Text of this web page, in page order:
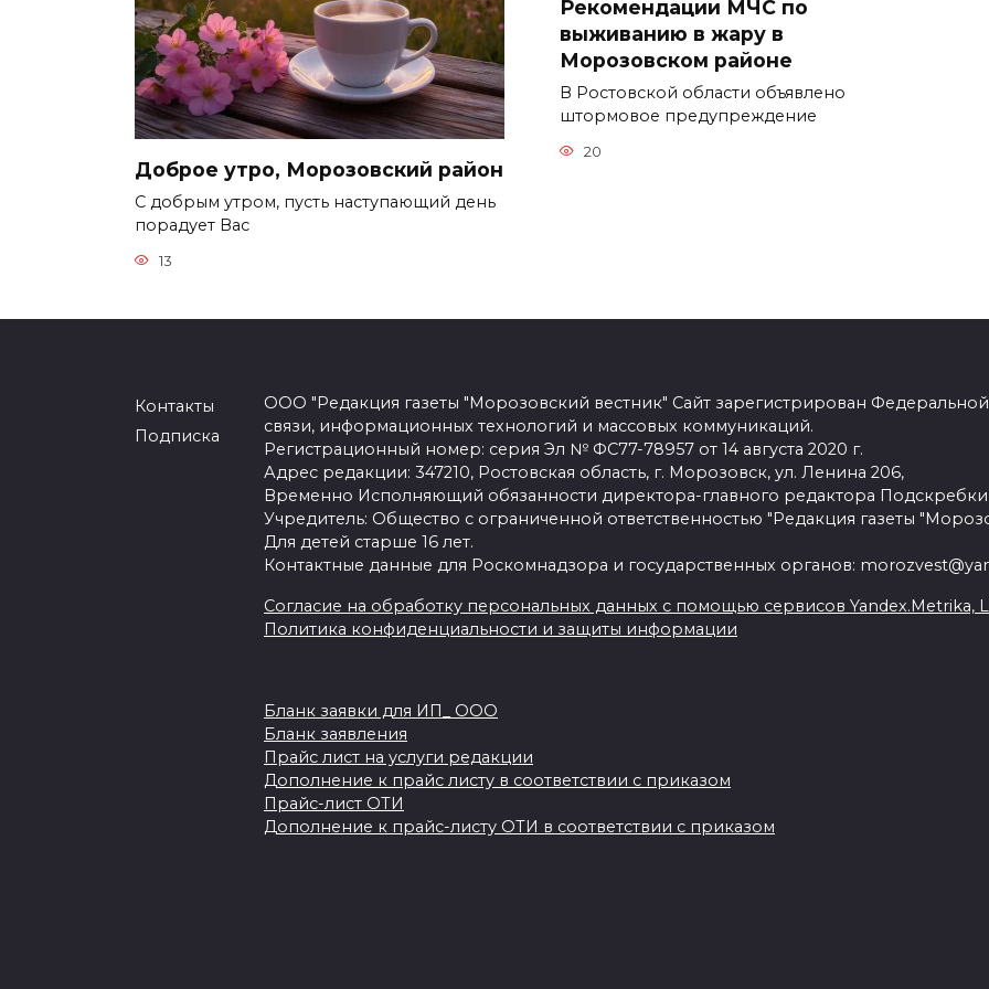
Доброе утро, Морозовский район
С добрым утром, пусть наступающий день
порадует Вас
13
Рекомендации МЧС по
выживанию в жару в
Морозовском районе
В Ростовской области объявлено
штормовое предупреждение
20
Контакты
Подписка
ООО "Редакция газеты "Морозовский вестник" Сайт зарегистрирован
связи, информационных технологий и массовых коммуникаций.
Регистрационный номер: серия Эл № ФС77-78957 от 14 августа 2020 г.
Адрес редакции: 347210, Ростовская область, г. Морозовск, ул. Ленина 206,
Временно Исполняющий обязанности директора-главного редактора
Учредитель: Общество с ограниченной ответственностью "Редакция газеты
Для детей старше 16 лет.
Контактные данные для Роскомнадзора и государственных органов:
Согласие на обработку персональных данных с помощью сервисов Yandex.Metrika,
Политика конфиденциальности и защиты информации
Бланк заявки для ИП_ ООО
Бланк заявления
Прайс лист на услуги редакции
Дополнение к прайс листу в соответствии с приказом
Прайс-лист ОТИ
Дополнение к прайс-листу ОТИ в соответствии с приказом